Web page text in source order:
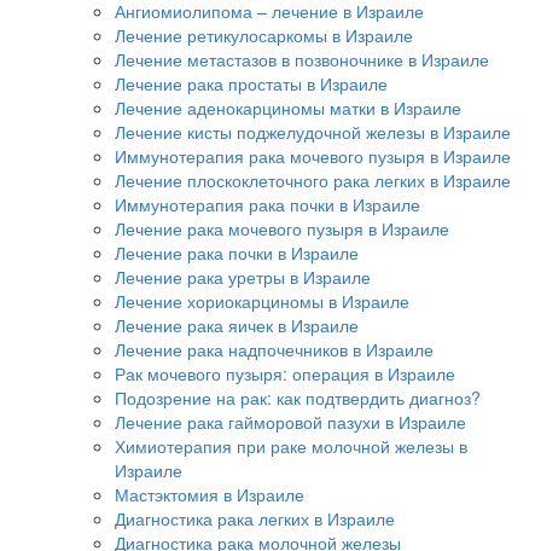
Ангиомиолипома – лечение в Израиле
Лечение ретикулосаркомы в Израиле
Лечение метастазов в позвоночнике в Израиле
Лечение рака простаты в Израиле
Лечение аденокарциномы матки в Израиле
Лечение кисты поджелудочной железы в Израиле
Иммунотерапия рака мочевого пузыря в Израиле
Лечение плоскоклеточного рака легких в Израиле
Иммунотерапия рака почки в Израиле
Лечение рака мочевого пузыря в Израиле
Лечение рака почки в Израиле
Лечение рака уретры в Израиле
Лечение хориокарциномы в Израиле
Лечение рака яичек в Израиле
Лечение рака надпочечников в Израиле
Рак мочевого пузыря: операция в Израиле
Подозрение на рак: как подтвердить диагноз?
Лечение рака гайморовой пазухи в Израиле
Химиотерапия при раке молочной железы в
Израиле
Мастэктомия в Израиле
Диагностика рака легких в Израиле
Диагностика рака молочной железы